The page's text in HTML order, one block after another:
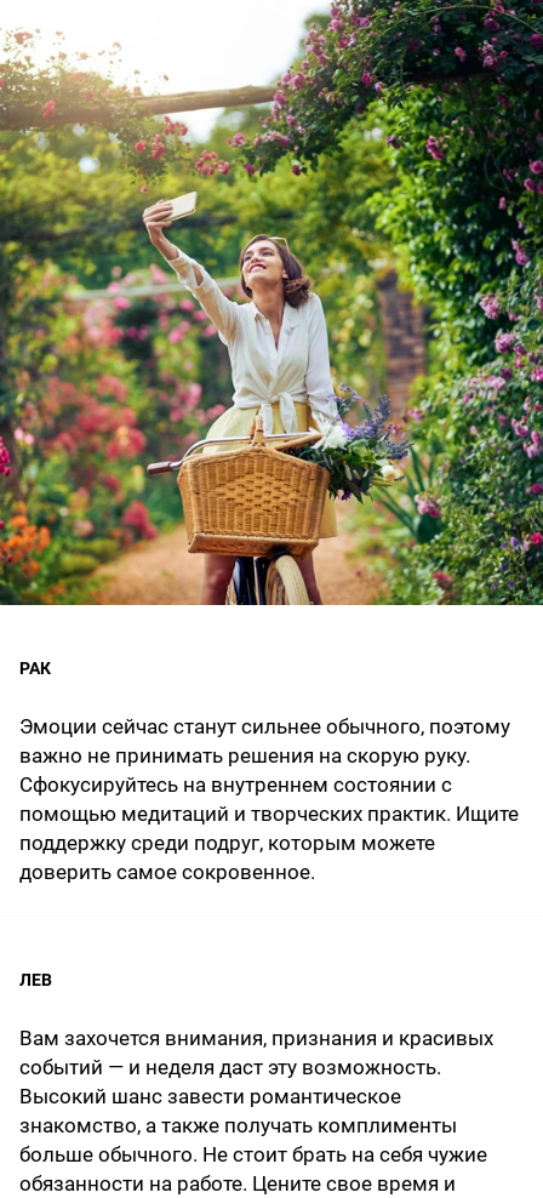
РАК
Эмоции сейчас станут сильнее обычного, поэтому
важно не принимать решения на скорую руку.
Сфокусируйтесь на внутреннем состоянии с
помощью медитаций и творческих практик. Ищите
поддержку среди подруг, которым можете
доверить самое сокровенное.
ЛЕВ
Вам захочется внимания, признания и красивых
событий — и неделя даст эту возможность.
Высокий шанс завести романтическое
знакомство, а также получать комплименты
больше обычного. Не стоит брать на себя чужие
обязанности на работе. Цените свое время и